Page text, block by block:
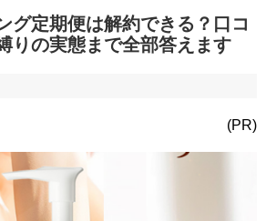
グ定期便は解約できる？口コ
りの実態まで全部答えます
(PR)